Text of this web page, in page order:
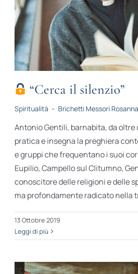
“Cerca il silenzio”
Spiritualità - Brichetti Messori Rosanna
Antonio Gentili, barnabita, da oltre
pratica e insegna la preghiera
e gruppi che frequentano i suoi
Eupilio, Campello sul Clitumno,
conoscitore delle religioni e delle
ma pro­­fondamente radicato nella
13 Ottobre 2019
Leggi di più